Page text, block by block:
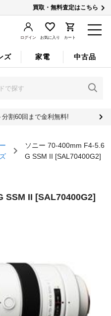
買取・無料査定はこちら
ログイン お気に入り カート
ズ 家電 中古品
割60回まで金利無料!
ソニー 70-400mm F4-5.6
G SSM II [SAL70400G2]
SSM II [SAL70400G2]